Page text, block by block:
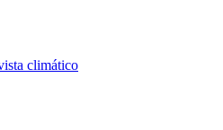
climático